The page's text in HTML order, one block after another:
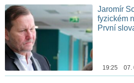
Jaromír
fyzickém
První
19:25 07.